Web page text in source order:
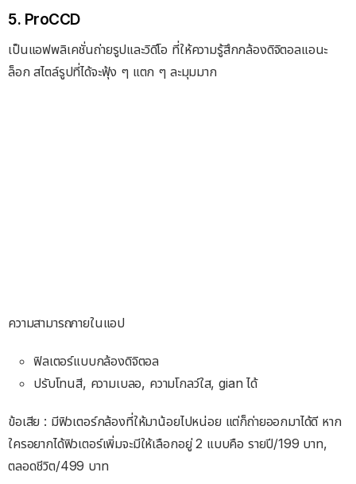
5. ProCCD
เป็นแอฟพลิเคชั่นถ่ายรูปและวิดีโอ ที่ให้ความรู้สึกกล้องดิจิตอลแอนะ
ล็อก สไตล์รูปที่ได้จะฟุ้ง ๆ แตก ๆ ละมุมมาก
ความสามารถภายในแอป
ฟิลเตอร์แบบกล้องดิจิตอล
ปรับโทนสี, ความเบลอ, ความโกลว์ใส, gian ได้
ข้อเสีย : มีฟิวเตอร์กล้องที่ให้มาน้อยไปหน่อย แต่ก็ถ่ายออกมาได้ดี หาก
ใครอยากได้ฟิวเตอร์เพิ่มจะมีให้เลือกอยู่ 2 แบบคือ รายปี/199 บาท,
ตลอดชีวิต/499 บาท